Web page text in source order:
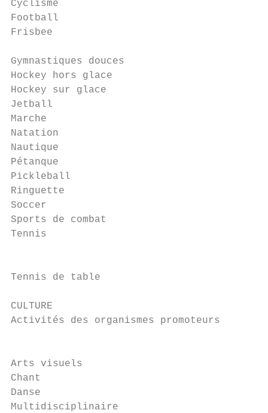
Cyclisme
Football
Frisbee
Gymnastiques douces
Hockey hors glace
Hockey sur glace
Jetball
Marche
Natation
Nautique
Pétanque
Pickleball
Ringuette
Soccer
Sports de combat
Tennis
Tennis de table
CULTURE
Activités des organismes promoteurs
Arts visuels
Chant
Danse
Multidisciplinaire